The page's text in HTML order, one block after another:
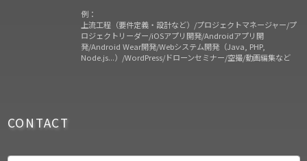
例：
上流工程（要件定義・設計など）/プロジェクトマネージャー/プ
ロジェクトリーダー/iOSアプリ開発/Androidアプリ開
発/Android Wear開発/Webシステム開発（Java, PHP,
Node.js...）/WordPress/ドローンセミナー/空撮/動画編集など
CONTACT